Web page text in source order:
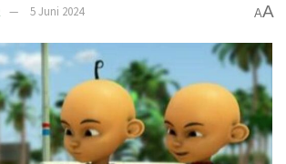
5 Juni 2024 AA